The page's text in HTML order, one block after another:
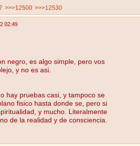
>>>12500 >>>12530
02:49
negro, es algo simple, pero vos
y no es asi.
hay pruebas casi, y tampoco se
fisico hasta donde se, pero si
y mucho. Literalmente
de la realidad y de consciencia.